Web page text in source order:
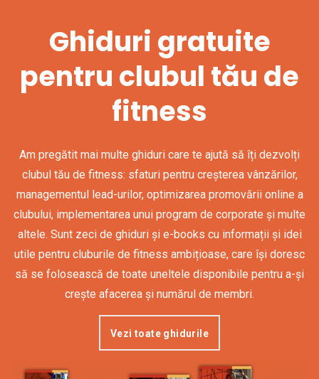
Ghiduri gratuite
pentru clubul tău de
fitness
Am pregătit mai multe ghiduri care te ajută să îți dezvolți
clubul tău de fitness: sfaturi pentru creșterea vânzărilor,
managementul lead-urilor, optimizarea promovării online a
clubului, implementarea unui program de corporate și multe
altele. Sunt zeci de ghiduri și e-books cu informații și idei
utile pentru cluburile de fitness ambițioase, care își doresc
să se folosească de toate uneltele disponibile pentru a-și
crește afacerea și numărul de membri.
Vezi toate ghidurile